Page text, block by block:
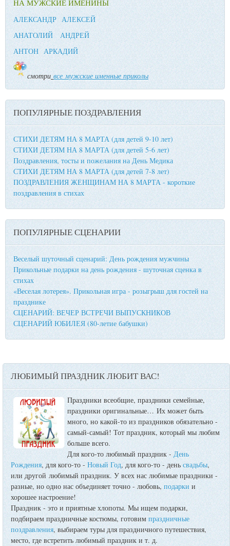
НА МУЖСКИЕ ИМЕНИНЫ
АЛЕКСАНДР АЛЕКСЕЙ
АНАТОЛИЙ
АНДРЕЙ
АНТОН АРКАДИЙ
смотри все мужские именные приколы
ПОПУЛЯРНЫЕ ПОЗДРАВЛЕНИЯ
СТИХИ ДЕТЯМ НА 8 МАРТА (для детей 9-10 лет)
СТИХИ ДЕТЯМ НА 8 МАРТА (для детей 5-6 лет)
Поздравления, тосты и пожелания на День Медика
СТИХИ ДЕТЯМ НА 8 МАРТА (для детей 7-8 лет)
ПОЗДРАВЛЕНИЯ ЖЕНЩИНАМ НА 8 МАРТА - короткие
поздравления в стихах
ПОПУЛЯРНЫЕ СЦЕНАРИИ
Веселый шуточный сценарий: День рождения мужчины
Прикольные подарки на день рождения - шуточная сценка в
стихах
«Веселая лотерея». Прикольная игра - розыгрыш для гостей на
празднике
СЦЕНАРИЙ: ВЕЧЕР ВСТРЕЧИ ВЫПУСКНИКОВ
СЦЕНАРИЙ ЮБИЛЕЯ (80-летие бабушки)
ЛЮБИМЫЙ ПРАЗДНИК ЛЮБИТ ВАС!
Праздники всеобщие, праздники семейные,
праздники оригинальные… Их может быть
много, но какой-то из праздников обязательно -
самый-самый! Тот праздник, который мы любим
больше всего.
Для кого-то любимый праздник - День
Рождения, для кого-то -Новый Год, для кого-то - деньсвадьбы,
или другой любимый праздник. У всех нас любимые праздники -
разные, но одно нас объединяет точно - любовь,подаркии
хорошее настроение!
Праздник - это и приятные хлопоты. Мы ищем подарки,
подбираем праздничные костюмы, готовимпраздничные
поздравления, выбираем туры для праздничного путешествия,
место, где встретить любимый праздник и т. д.